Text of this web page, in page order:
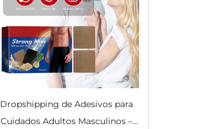
Dropshipping de Adesivos para
Cuidados Adultos Masculinos –